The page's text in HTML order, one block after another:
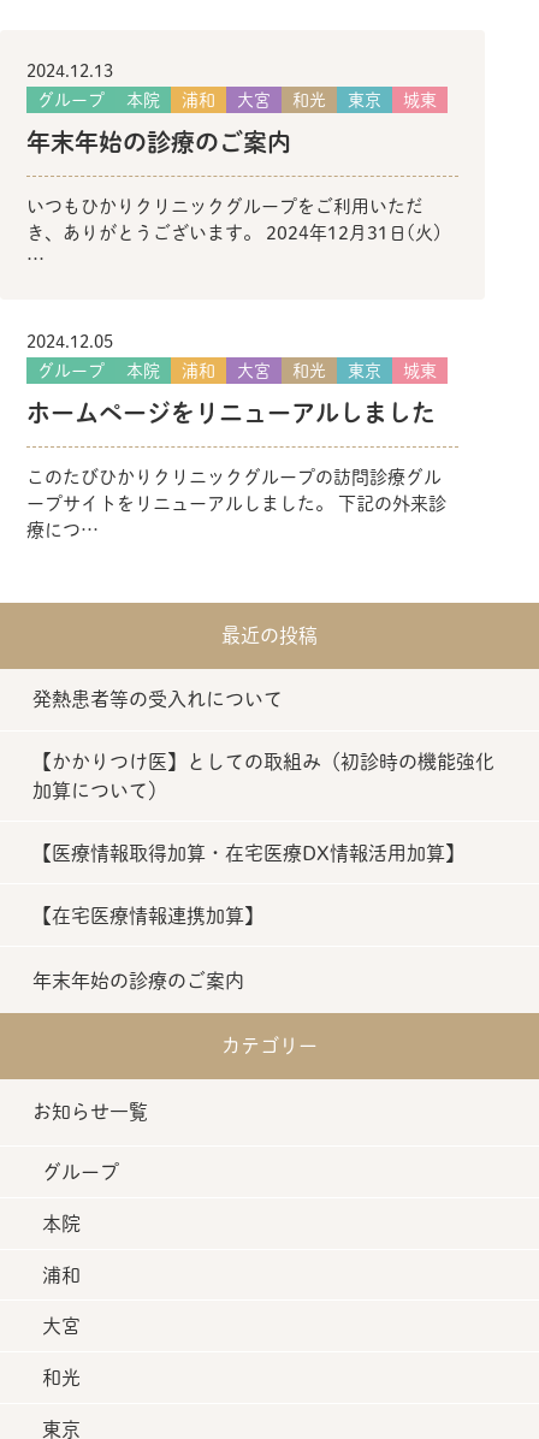
2024.12.13
グループ
本院 浦和 大宮 和光 東京 城東
年末年始の診療のご案内
いつもひかりクリニックグループをご利用いただ
き、ありがとうございます。 2024年12月31日(火)
…
2024.12.05
グループ
本院 浦和 大宮 和光 東京 城東
ホームページをリニューアルしました
このたびひかりクリニックグループの訪問診療グル
ープサイトをリニューアルしました。 下記の外来診
療につ…
最近の投稿
発熱患者等の受入れについて
【かかりつけ医】としての取組み（初診時の機能強化
加算について）
【医療情報取得加算・在宅医療DX情報活用加算】
【在宅医療情報連携加算】
年末年始の診療のご案内
カテゴリー
お知らせ一覧
グループ
本院
浦和
大宮
和光
東京